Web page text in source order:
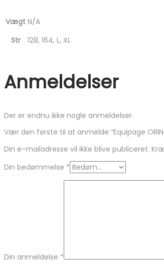
Vægt N/A
Str
128, 164, L, XL
Anmeldelser
Der er endnu ikke nogle anmeldelser.
Vær den første til at anmelde “Equipage
Din e-mailadresse vil ikke blive publiceret.
Din bedømmelse *
Din anmeldelse *